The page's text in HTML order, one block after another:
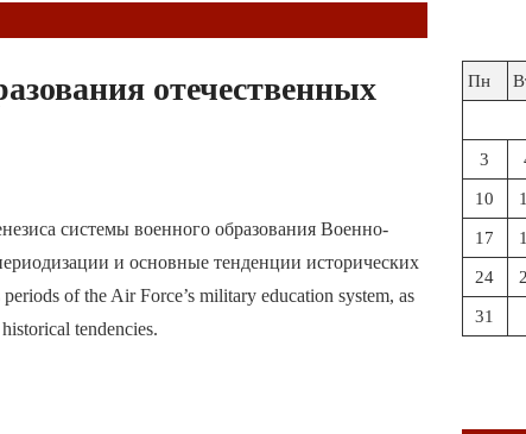
отечественных
системы военного образования Военно-
и основные тенденции исторических
of the Air Force’s military education system, as
tendencies.
Пн
3
10
17
24
31